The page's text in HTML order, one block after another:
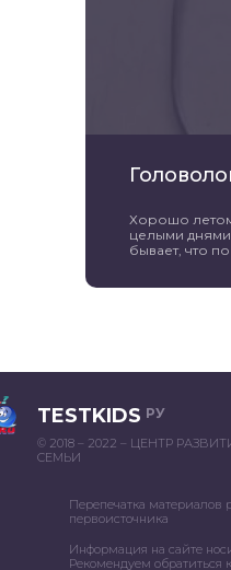
Хорошо
целыми
бывает, что
TESTKIDS РУ
© 2018 – 2022 – ЦЕНТР
СЕМЬИ
Перепечатка материалов
первоисточника
Информация на сайте
Рекомендуем обратиться